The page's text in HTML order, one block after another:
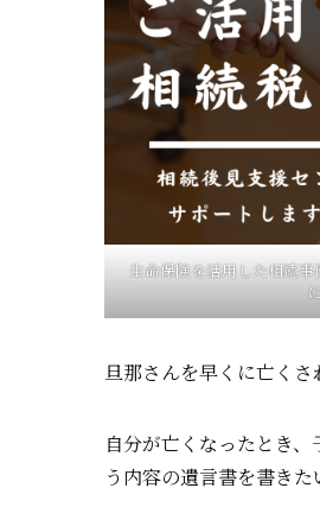
生命保険を活用した相続
旦那さんを早くに亡くさ
自分が亡くなったとき
う内容の遺言書を書きた